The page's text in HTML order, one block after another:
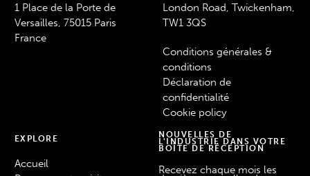
1 Place de la Porte de
Versailles, 75015 Paris
France
London Road, Twickenham,
TW1 3QS
Conditions générales &
conditions
Déclaration de
confidentialité
Cookie policy
EXPLORE
Accueil
NOUVELLES DE
L'INDUSTRIE DANS VOTRE
BOÎTE DE RÉCEPTION
Recevez chaque mois les